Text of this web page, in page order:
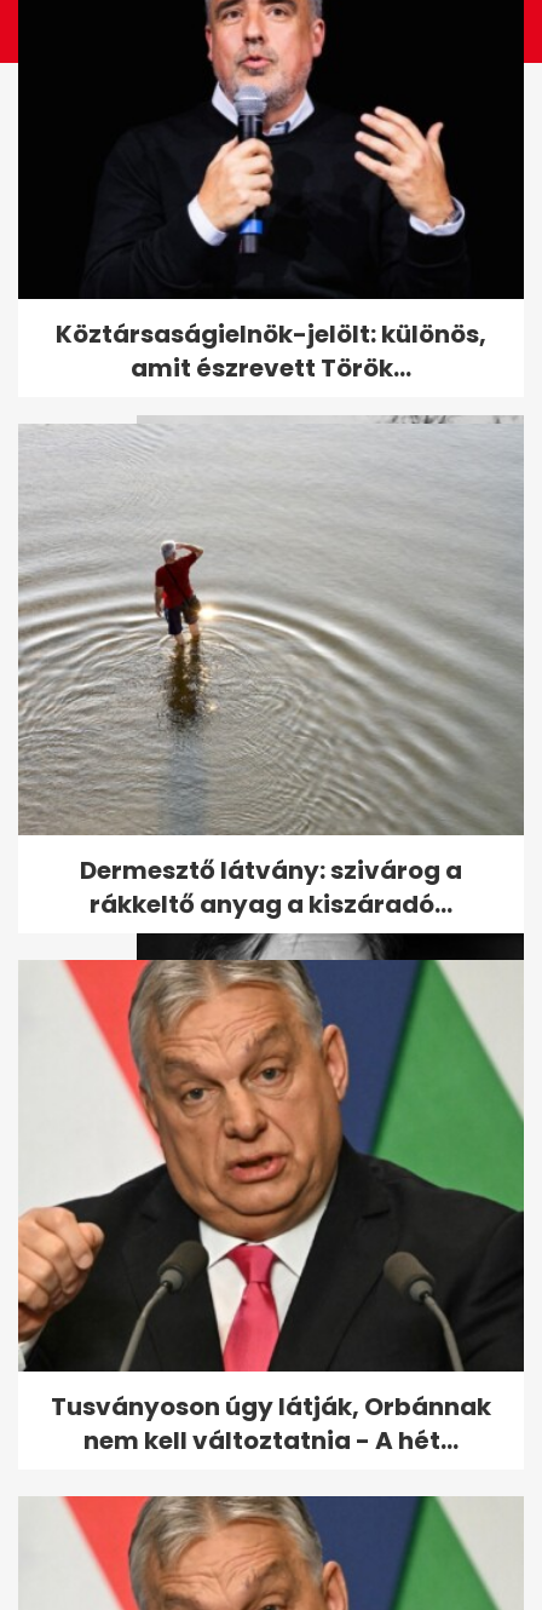
Eltemették Alain Delont - A hét
legfontosabb hírei képekben
Így búcsúznak Alain Delontól a
művészek és politikusok
Meghalt Alain Delon
Köztársaságielnök-jelölt: különös,
amit észrevett Török...
Dermesztő látvány: szivárog a
rákkeltő anyag a kiszáradó...
Tusványoson úgy látják, Orbánnak
nem kell változtatnia - A hét...